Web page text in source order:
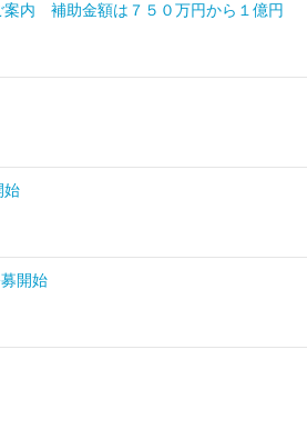
案内 補助金額は７５０万円から１億円
始
開始